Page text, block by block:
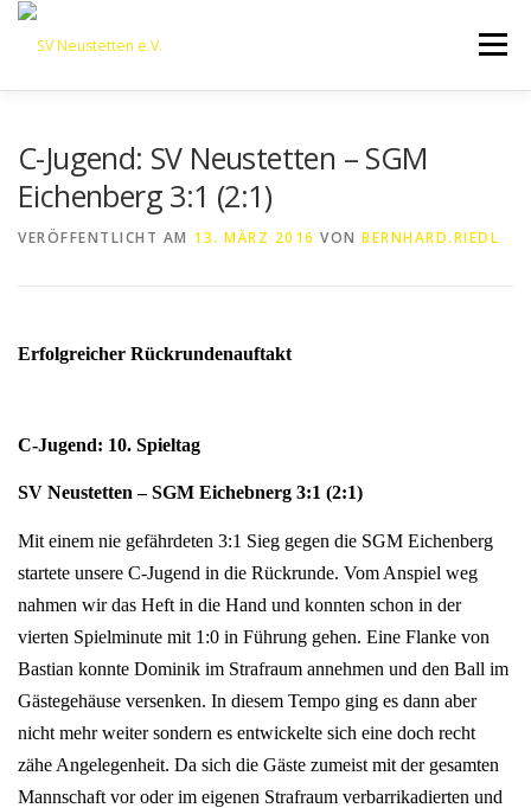
Zum
springen
Menü
C-Jugend: SV Neustetten – SGM
Eichenberg 3:1 (2:1)
VERÖFFENTLICHT AM 13. MÄRZ 2016 VON BERNHARD.RIEDL
Erfolgreicher Rückrundenauftakt
C-Jugend: 10. Spieltag
SV Neustetten – SGM Eichebnerg 3:1 (2:1)
Mit einem nie gefährdeten 3:1 Sieg gegen die SGM Eichenberg
startete unsere C-Jugend in die Rückrunde. Vom Anspiel weg
nahmen wir das Heft in die Hand und konnten schon in der
vierten Spielminute mit 1:0 in Führung gehen. Eine Flanke von
Bastian konnte Dominik im Strafraum annehmen und den Ball im
Gästegehäuse versenken. In diesem Tempo ging es dann aber
nicht mehr weiter sondern es entwickelte sich eine doch recht
zähe Angelegenheit. Da sich die Gäste zumeist mit der gesamten
Mannschaft vor oder im eigenen Strafraum verbarrikadierten und